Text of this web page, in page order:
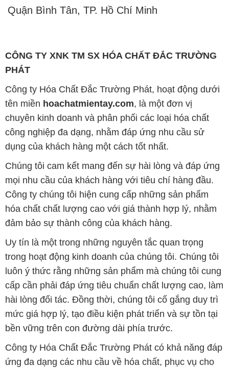
Quận Bình Tân, TP. Hồ Chí Minh
CÔNG TY XNK TM SX HÓA CHẤT ĐẮC TRƯỜNG
PHÁT
Công ty Hóa Chất Đắc Trường Phát, hoạt động dưới
tên miền hoachatmientay.com, là một đơn vị
chuyên kinh doanh và phân phối các loại hóa chất
công nghiệp đa dạng, nhằm đáp ứng nhu cầu sử
dụng của khách hàng một cách tốt nhất.
Chúng tôi cam kết mang đến sự hài lòng và đáp ứng
mọi nhu cầu của khách hàng với tiêu chí hàng đầu.
Công ty chúng tôi hiện cung cấp những sản phẩm
hóa chất chất lượng cao với giá thành hợp lý, nhằm
đảm bảo sự thành công của khách hàng.
Uy tín là một trong những nguyên tắc quan trọng
trong hoạt động kinh doanh của chúng tôi. Chúng tôi
luôn ý thức rằng những sản phẩm mà chúng tôi cung
cấp cần phải đáp ứng tiêu chuẩn chất lượng cao, làm
hài lòng đối tác. Đồng thời, chúng tôi cố gắng duy trì
mức giá hợp lý, tạo điều kiện phát triển và sự tồn tại
bền vững trên con đường dài phía trước.
Công ty Hóa Chất Đắc Trường Phát có khả năng đáp
ứng đa dạng các nhu cầu về hóa chất, phục vụ cho